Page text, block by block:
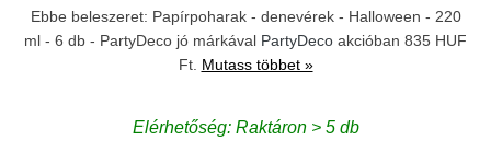
Ebbe beleszeret: Papírpoharak - denevérek - Halloween - 220
ml - 6 db - PartyDeco jó márkával PartyDeco akcióban 835 HUF
Ft. Mutass többet »
Elérhetőség: Raktáron > 5 db